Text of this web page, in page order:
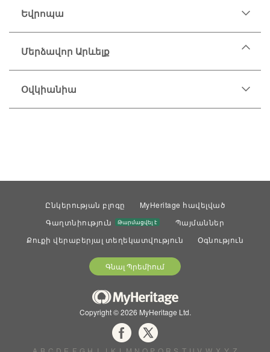
Եվրոպա
Մերձավոր Արևելք
Եմենական հրեա
Մերձավորարևելյան
Օվկիանիա
Ընկերության բլոգը
MyHeritage հավելված
Գաղտնիություն
Թարմացվել է
Պայմաններ
Քուքի վերաբերյալ տեղեկատվություն
Օգնություն
Գնալ Պրեմիում
Copyright © 2026 MyHeritage Ltd.